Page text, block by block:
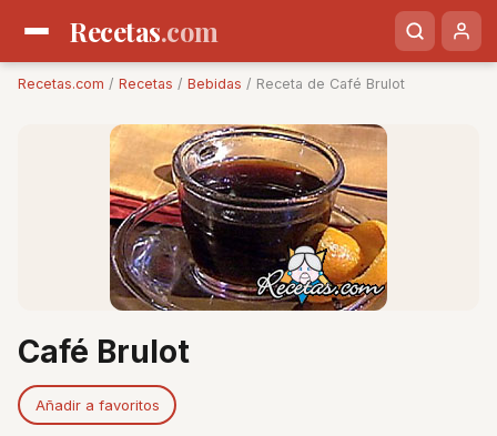
Recetas.com
Recetas.com / Recetas / Bebidas / Receta de Café Brulot
Café Brulot
Añadir a favoritos